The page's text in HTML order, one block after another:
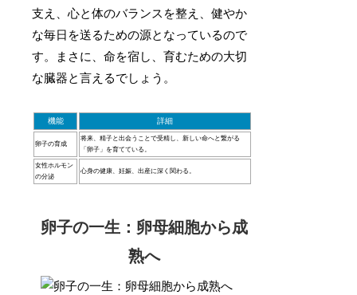
支え、心と体のバランスを整え、健やか
な毎日を送るための源となっているので
す。まさに、命を宿し、育むための大切
な臓器と言えるでしょう。
機能 詳細
卵子の育成
将来、精子と出会うことで受精し、新しい命へと繋がる
「卵子」を育てている。
女性ホルモン
の分泌
心身の健康、妊娠、出産に深く関わる。
卵子の一生：卵母細胞から成
熟へ